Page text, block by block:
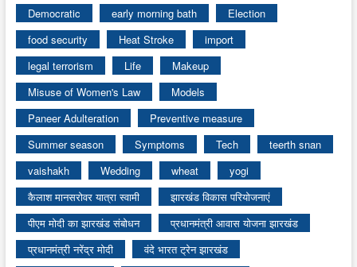
Democratic
early morning bath
Election
food security
Heat Stroke
import
legal terrorism
Life
Makeup
Misuse of Women's Law
Models
Paneer Adulteration
Preventive measure
Summer season
Symptoms Tech
teerth snan
vaishakh
Wedding wheat
yogi
कैलाश मानसरोवर यात्रा स्वामी
झारखंड विकास परियोजनाएं
पीएम मोदी का झारखंड संबोधन
प्रधानमंत्री आवास योजना झारखंड
प्रधानमंत्री नरेंद्र मोदी
वंदे भारत ट्रेन झारखंड